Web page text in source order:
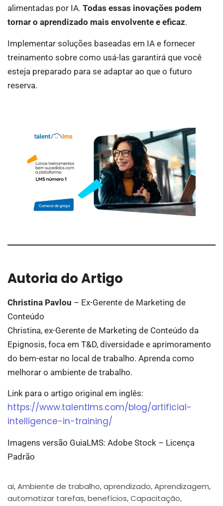
alimentadas por IA. Todas essas inovações podem
tornar o aprendizado mais envolvente e eficaz.
Implementar soluções baseadas em IA e fornecer
treinamento sobre como usá-las garantirá que você
esteja preparado para se adaptar ao que o futuro
reserva.
Autoria do Artigo
Christina Pavlou – Ex-Gerente de Marketing de
Conteúdo
Christina, ex-Gerente de Marketing de Conteúdo da
Epignosis, foca em T&D, diversidade e aprimoramento
do bem-estar no local de trabalho. Aprenda como
melhorar o ambiente de trabalho.
Link para o artigo original em inglês:
https://www.talentlms.com/blog/artificial-
intelligence-in-training/
Imagens versão GuiaLMS: Adobe Stock – Licença
Padrão
ai, Ambiente de trabalho, aprendizado, Aprendizagem,
automatizar tarefas, benefícios, Capacitação,